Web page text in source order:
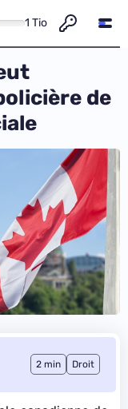
1 Tio
de
2 min Droit